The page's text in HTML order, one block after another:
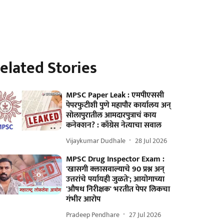
Stories
MPSC Paper Leak : एमपीएससी
पेपरफुटीशी पुणे महापौर कार्यालय अन्‌
सोलापुरातील आमदारपुत्राचं काय
कनेक्शन? : काँग्रेस नेत्याचा सवाल
Vijaykumar Dudhale 28 Jul 2026
MPSC Drug Inspector Exam :
'खासगी क्लासवाल्याचे 90 प्रश्न अन्
उत्तरांचे पर्यायही जुळते'; आयोगाच्या
'औषध निरीक्षक' भरतीत पेपर लिकचा
गंभीर आरोप
Pradeep Pendhare 27 Jul 2026